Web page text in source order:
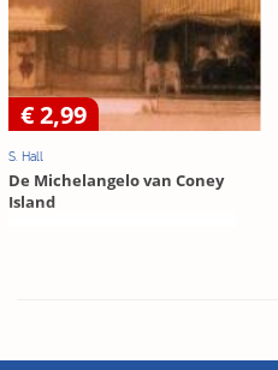
€ 2,99
S. Hall
De Michelangelo van Coney
Island